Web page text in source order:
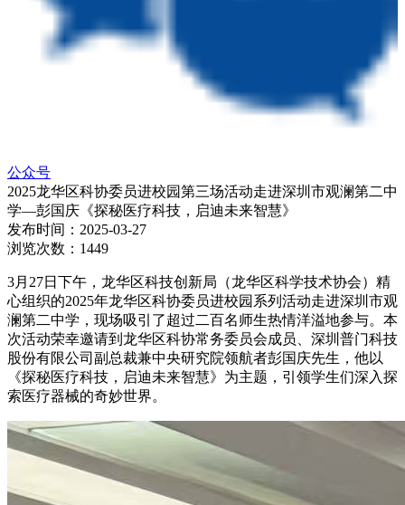
公众号
2025龙华区科协委员进校园第三场活动走进深圳市观澜第二中
学—彭国庆《探秘医疗科技，启迪未来智慧》
发布时间： 2025-03-27
浏览次数： 1449
3月27日下午，龙华区科技创新局（龙华区科学技术协会）精
心组织的2025年龙华区科协委员进校园系列活动走进深圳市观
澜第二中学，现场吸引了超过二百名师生热情洋溢地参与。本
次活动荣幸邀请到龙华区科协常务委员会成员、深圳普门科技
股份有限公司副总裁兼中央研究院领航者彭国庆先生，他以
《探秘医疗科技，启迪未来智慧》为主题，引领学生们深入探
索医疗器械的奇妙世界。